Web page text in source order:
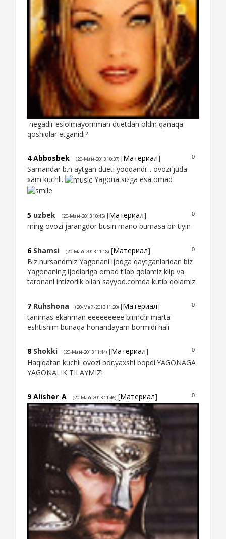
negadir eslolmayomman duetdan oldin qanaqa
qoshiqlar etganidi?
0
4 Abbosbek (20-Май-2013 10:37) [Материал]
Samandar b.n aytgan dueti yoqqandi. . ovozi juda
xam kuchli.
Yagona sizga esa omad
0
5 uzbek (20-Май-2013 10:45) [Материал]
ming ovozi jarangdor busin mano bumasa bir tiyin
0
6 Shamsi (20-Май-2013 11:18) [Материал]
Biz hursandmiz Yagonani ijodga qaytganlaridan biz
Yagonaning ijodlariga omad tilab qolamiz klip va
taronani intizorlik bilan sayyod.comda kutib qolamiz
0
7 Ruhshona (20-Май-2013 11:20) [Материал]
tanimas ekanman eeeeeeeee birinchi marta
eshtishim bunaqa honandayam bormidi hali
0
8 Shokki (20-Май-2013 11:44) [Материал]
Haqiqatan kuchli ovozi bor.yaxshi böpdi.YAGONAGA
YAGONALIK TILAYMIZ!
0
9 Alisher_A (20-Май-2013 11:46) [Материал]